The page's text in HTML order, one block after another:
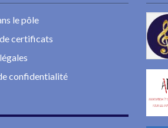
le pôle
certificats
confidentialité